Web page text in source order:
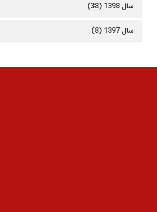
سال 1398 (38)
سال 1397 (8)